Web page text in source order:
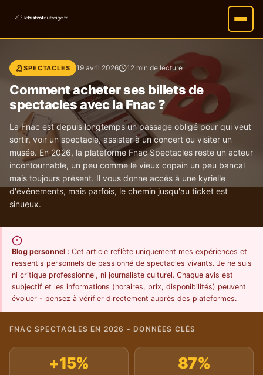
SPECTACLES 19 avril 2026 12 min de lecture
Comment acheter ses billets de
spectacles avec la Fnac ?
La Fnac est depuis longtemps un passage obligé pour qui veut
sortir, voir un spectacle, assister à un concert ou visiter un
musée. En 2026, la plateforme Fnac Spectacles reste un acteur
incontournable, un peu comme le vieux copain un peu bancal
mais toujours présent. Il vous donne accès à une kyrielle
d'événements, mais parfois, le chemin jusqu'au ticket est
sinueux.
Blog personnel : Cet article reflète uniquement mes expériences et
ressentis personnels de passionné de spectacles vivants. Je ne suis
ni critique professionnel, ni journaliste culturel. Chaque avis est
subjectif et les informations (horaires, prix, disponibilités) peuvent
évoluer - pensez à vérifier directement auprès des plateformes.
FNAC SPECTACLES EN 2026 - DONNÉES CLÉS
+15% 87%